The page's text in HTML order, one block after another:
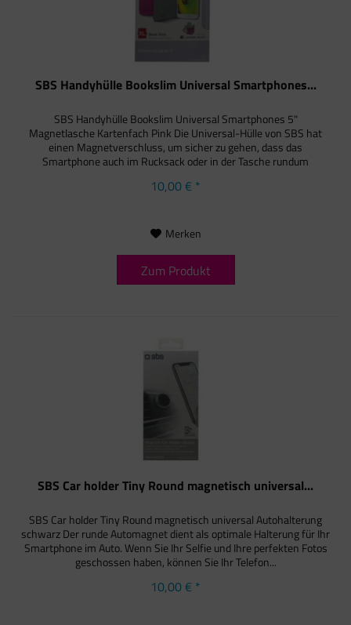
SBS Handyhülle Bookslim Universal Smartphones...
SBS Handyhülle Bookslim Universal Smartphones 5"
Magnetlasche Kartenfach Pink Die Universal-Hülle von SBS hat
einen Magnetverschluss, um sicher zu gehen, dass das
Smartphone auch im Rucksack oder in der Tasche rundum
10,00 € *
Merken
Zum Produkt
SBS Car holder Tiny Round magnetisch universal...
SBS Car holder Tiny Round magnetisch universal Autohalterung
schwarz Der runde Automagnet dient als optimale Halterung für Ihr
Smartphone im Auto. Wenn Sie Ihr Selfie und Ihre perfekten Fotos
geschossen haben, können Sie Ihr Telefon...
10,00 € *